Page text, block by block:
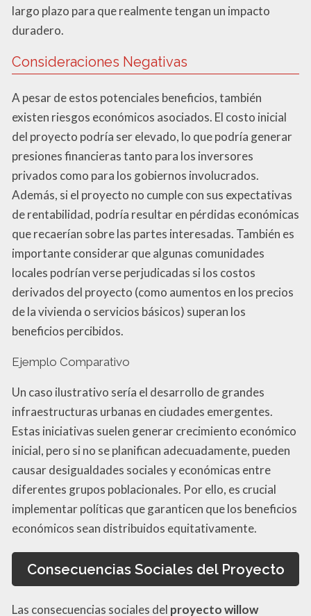
largo plazo para que realmente tengan un impacto
duradero.
Consideraciones Negativas
A pesar de estos potenciales beneficios, también
existen riesgos económicos asociados. El costo inicial
del proyecto podría ser elevado, lo que podría generar
presiones financieras tanto para los inversores
privados como para los gobiernos involucrados.
Además, si el proyecto no cumple con sus expectativas
de rentabilidad, podría resultar en pérdidas económicas
que recaerían sobre las partes interesadas. También es
importante considerar que algunas comunidades
locales podrían verse perjudicadas si los costos
derivados del proyecto (como aumentos en los precios
de la vivienda o servicios básicos) superan los
beneficios percibidos.
Ejemplo Comparativo
Un caso ilustrativo sería el desarrollo de grandes
infraestructuras urbanas en ciudades emergentes.
Estas iniciativas suelen generar crecimiento económico
inicial, pero si no se planifican adecuadamente, pueden
causar desigualdades sociales y económicas entre
diferentes grupos poblacionales. Por ello, es crucial
implementar políticas que garanticen que los beneficios
económicos sean distribuidos equitativamente.
Consecuencias Sociales del Proyecto
Las consecuencias sociales del proyecto willow